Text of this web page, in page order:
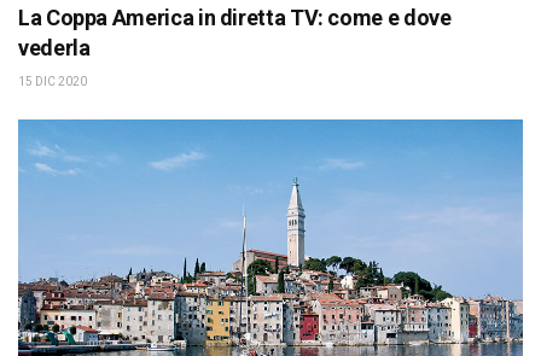
La Coppa America in diretta TV: come e dove
vederla
15 DIC 2020